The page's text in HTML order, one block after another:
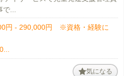
...
円 ‐ 290,000円 ※資格・経験に
気になる